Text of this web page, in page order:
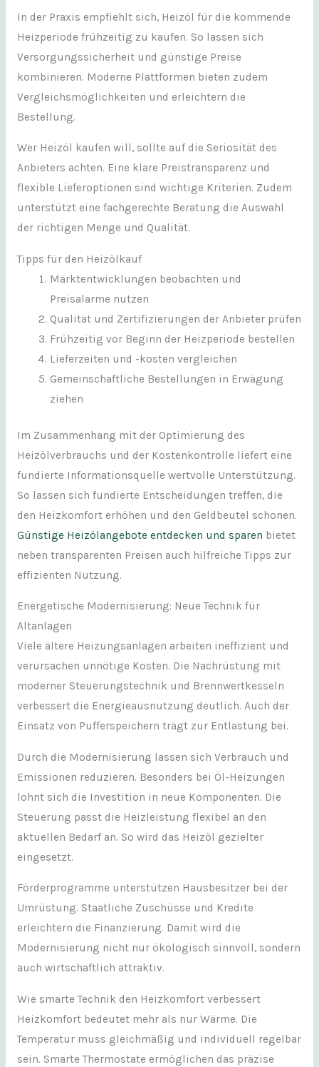
In der Praxis empfiehlt sich, Heizöl für die kommende
Heizperiode frühzeitig zu kaufen. So lassen sich
Versorgungssicherheit und günstige Preise
kombinieren. Moderne Plattformen bieten zudem
Vergleichsmöglichkeiten und erleichtern die
Bestellung.
Wer Heizöl kaufen will, sollte auf die Seriosität des
Anbieters achten. Eine klare Preistransparenz und
flexible Lieferoptionen sind wichtige Kriterien. Zudem
unterstützt eine fachgerechte Beratung die Auswahl
der richtigen Menge und Qualität.
Tipps für den Heizölkauf
Marktentwicklungen beobachten und
Preisalarme nutzen
Qualität und Zertifizierungen der Anbieter prüfen
Frühzeitig vor Beginn der Heizperiode bestellen
Lieferzeiten und -kosten vergleichen
Gemeinschaftliche Bestellungen in Erwägung
ziehen
Im Zusammenhang mit der Optimierung des
Heizölverbrauchs und der Kostenkontrolle liefert eine
fundierte Informationsquelle wertvolle Unterstützung.
So lassen sich fundierte Entscheidungen treffen, die
den Heizkomfort erhöhen und den Geldbeutel schonen.
Günstige Heizölangebote entdecken und sparen bietet
neben transparenten Preisen auch hilfreiche Tipps zur
effizienten Nutzung.
Energetische Modernisierung: Neue Technik für
Altanlagen
Viele ältere Heizungsanlagen arbeiten ineffizient und
verursachen unnötige Kosten. Die Nachrüstung mit
moderner Steuerungstechnik und Brennwertkesseln
verbessert die Energieausnutzung deutlich. Auch der
Einsatz von Pufferspeichern trägt zur Entlastung bei.
Durch die Modernisierung lassen sich Verbrauch und
Emissionen reduzieren. Besonders bei Öl-Heizungen
lohnt sich die Investition in neue Komponenten. Die
Steuerung passt die Heizleistung flexibel an den
aktuellen Bedarf an. So wird das Heizöl gezielter
eingesetzt.
Förderprogramme unterstützen Hausbesitzer bei der
Umrüstung. Staatliche Zuschüsse und Kredite
erleichtern die Finanzierung. Damit wird die
Modernisierung nicht nur ökologisch sinnvoll, sondern
auch wirtschaftlich attraktiv.
Wie smarte Technik den Heizkomfort verbessert
Heizkomfort bedeutet mehr als nur Wärme. Die
Temperatur muss gleichmäßig und individuell regelbar
sein. Smarte Thermostate ermöglichen das präzise